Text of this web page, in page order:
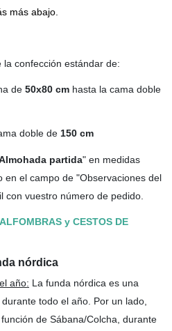
más abajo.
la confección estándar de:
de 50x80 cm hasta la cama doble
doble de 150 cm
partida" en medidas
en el campo de "Observaciones del
con vuestro número de pedido.
y CESTOS DE
nórdica
año: La funda nórdica es una
todo el año. Por un lado,
de Sábana/Colcha, durante